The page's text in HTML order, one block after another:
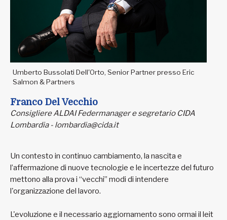
Umberto Bussolati Dell'Orto, Senior Partner presso Eric
Salmon & Partners
Franco Del Vecchio
Consigliere ALDAI Federmanager e segretario CIDA
Lombardia - lombardia@cida.it
Un contesto in continuo cambiamento, la nascita e
l’affermazione di nuove tecnologie e le incertezze del futuro
mettono alla prova i “vecchi” modi di intendere
l'organizzazione del lavoro.
L'evoluzione e il necessario aggiornamento sono ormai il leit